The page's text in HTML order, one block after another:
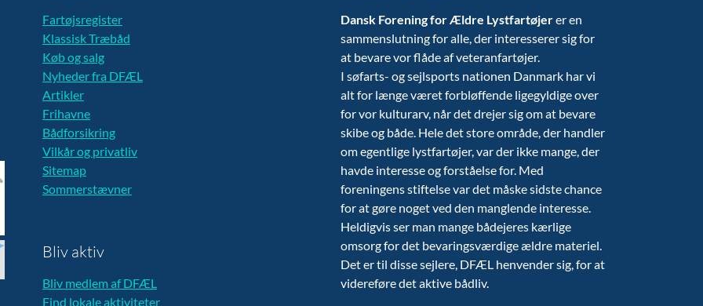
Fartøjsregister
Klassisk Træbåd
Køb og salg
Nyheder fra DFÆL
Artikler
Frihavne
Bådforsikring
Vilkår og privatliv
Sitemap
Sommerstævner
Bliv aktiv
Bliv medlem af DFÆL
Find lokale aktiviteter
Dansk Forening for Ældre Lystfartøjerer en
sammenslutning for alle, der interesserer sig for
at bevare vor flåde af veteranfartøjer.
I søfarts- og sejlsports nationen Danmark har vi
alt for længe været forbløffende ligegyldige over
for vor kulturarv, når det drejer sig om at bevare
skibe og både. Hele det store område, der handler
om egentlige lystfartøjer, var der ikke mange, der
havde interesse og forståelse for. Med
foreningens stiftelse var det måske sidste chance
for at gøre noget ved den manglende interesse.
Heldigvis ser man mange bådejeres kærlige
omsorg for det bevaringsværdige ældre materiel.
Det er til disse sejlere, DFÆL henvender sig, for at
videreføre det aktive bådliv.